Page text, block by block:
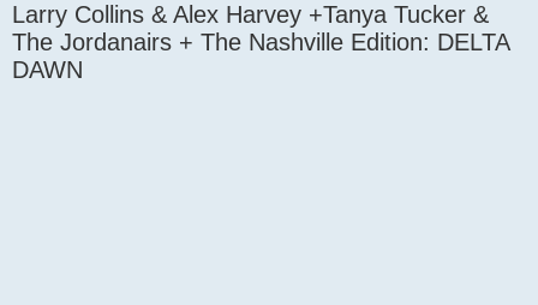
s
t
Larry Collins & Alex Harvey +Tanya Tucker &
The Jordanairs + The Nashville Edition: DELTA
DAWN